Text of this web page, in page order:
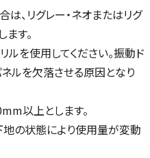
、リグレー・ネオまたはリグ
す。
を使用してください。振動ド
ルを欠落させる原因となり
以上とします。
地の状態により使用量が変動